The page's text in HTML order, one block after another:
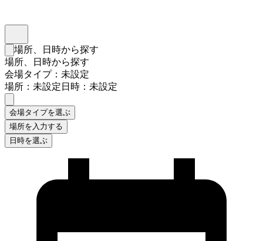
検索フォームを閉じる
場所、日時から探す
場所、日時から探す
会場タイプ：未設定
場所：未設定日時：未設定
会場タイプを選ぶ
場所を入力する
日時を選ぶ